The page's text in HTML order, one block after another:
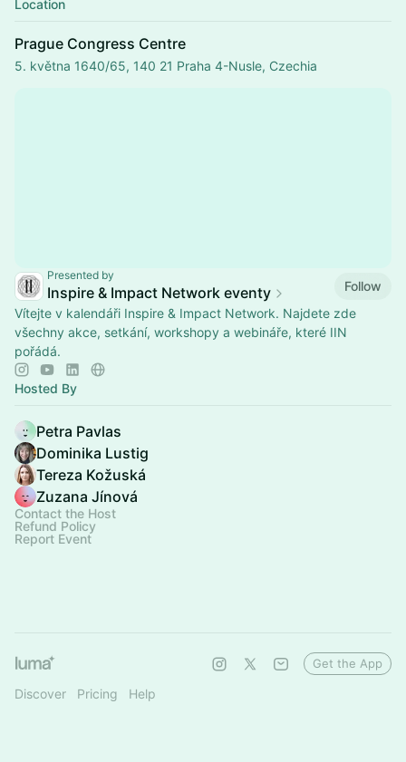
Location
Prague Congress Centre
5. května 1640/65, 140 21 Praha 4-Nusle, Czechia
Presented by
Inspire & Impact Network eventy
Follow
Vítejte v kalendáři Inspire & Impact Network. Najdete zde
všechny akce, setkání, workshopy a webináře, které IIN
pořádá.
Hosted By
Petra Pavlas
Dominika Lustig
Tereza Kožuská
Zuzana Jínová
Contact the Host
Refund Policy
Report Event
Discover Pricing Help
Get the App